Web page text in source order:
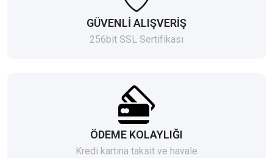
GÜVENLİ ALIŞVERİŞ
256bit SSL Sertifikası
ÖDEME KOLAYLIĞI
Kredi kartına taksit ve havale